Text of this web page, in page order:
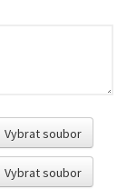
Vybrat soubor
Vybrat soubor